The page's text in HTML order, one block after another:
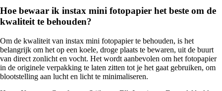
Hoe bewaar ik instax mini fotopapier het beste om de
kwaliteit te behouden?
Om de kwaliteit van instax mini fotopapier te behouden, is het
belangrijk om het op een koele, droge plaats te bewaren, uit de buurt
van direct zonlicht en vocht. Het wordt aanbevolen om het fotopapier
in de originele verpakking te laten zitten tot je het gaat gebruiken, om
blootstelling aan lucht en licht te minimaliseren.